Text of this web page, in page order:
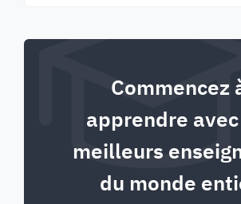
Commencez
apprendre
meilleurs
du monde